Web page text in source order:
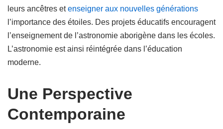
leurs ancêtres etenseigner aux nouvelles générations
l’importance des étoiles. Des projets éducatifs encouragent
l’enseignement de l’astronomie aborigène dans les écoles.
L’astronomie est ainsi réintégrée dans l’éducation
moderne.
Une Perspective
Contemporaine